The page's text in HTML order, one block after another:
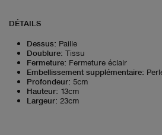
DÉTAILS
Dessus: Paille
Doublure: Tissu
Fermeture: Fermeture éclair
Embellissement supplémentaire:
Profondeur: 5cm
Hauteur: 13cm
Largeur: 23cm